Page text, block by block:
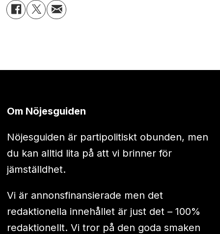
Om Nöjesguiden
Nöjesguiden är partipolitiskt obunden, men
du kan alltid lita på att vi brinner för
jämställdhet.
Vi är annonsfinansierade men det
redaktionella innehållet är just det – 100%
redaktionellt. Vi tror på den goda smaken